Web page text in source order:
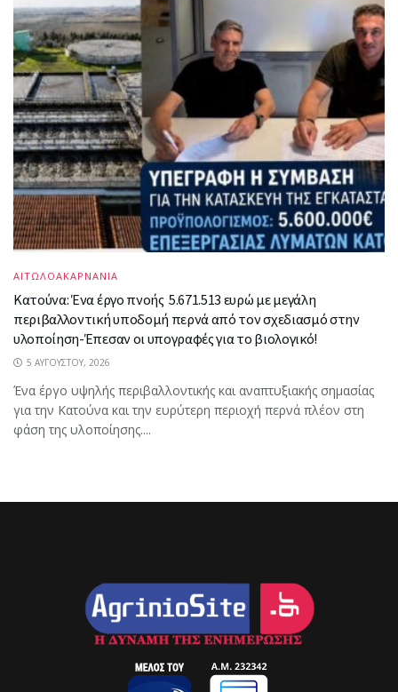
ΑΙΤΩΛΟΑΚΑΡΝΑΝΙΑ
Κατούνα: Ένα έργο πνοής 5.671.513 ευρώ με μεγάλη
περιβαλλοντική υποδομή περνά από τον σχεδιασμό στην
υλοποίηση-Έπεσαν οι υπογραφές για το βιολογικό!
5 ΑΥΓΟΎΣΤΟΥ, 2026
Ένα έργο υψηλής περιβαλλοντικής και αναπτυξιακής σημασίας
για την Κατούνα και την ευρύτερη περιοχή περνά πλέον στη
φάση της υλοποίησης....